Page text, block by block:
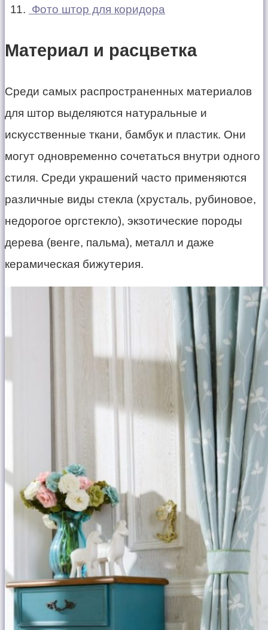
Фото штор для коридора
Материал и расцветка
Среди самых распространенных материалов
для штор выделяются натуральные и
искусственные ткани, бамбук и пластик. Они
могут одновременно сочетаться внутри одного
стиля. Среди украшений часто применяются
различные виды стекла (хрусталь, рубиновое,
недорогое оргстекло), экзотические породы
дерева (венге, пальма), металл и даже
керамическая бижутерия.